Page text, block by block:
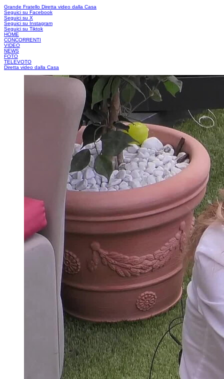
Grande Fratello Diretta video dalla Casa
Seguici su Facebook
Seguici su X
Seguici su Instagram
Seguici su Tiktok
HOME
CONCORRENTI
VIDEO
NEWS
FOTO
TELEVOTO
Diretta video dalla Casa